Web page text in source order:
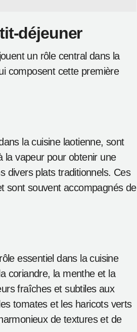
déjeuner
un rôle central dans la
composent cette première
la cuisine laotienne, sont
la vapeur pour obtenir une
divers plats traditionnels. Ces
sont souvent accompagnés de
essentiel dans la cuisine
coriandre, la menthe et la
fraîches et subtiles aux
tomates et les haricots verts
de textures et de